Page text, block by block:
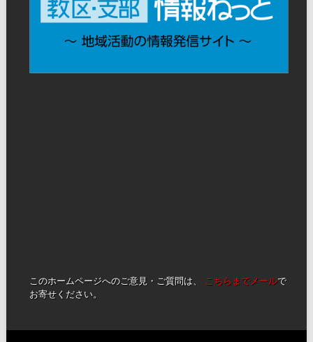
このホームページへのご意見・ご質問は、 こちらまでメールで
お寄せください。